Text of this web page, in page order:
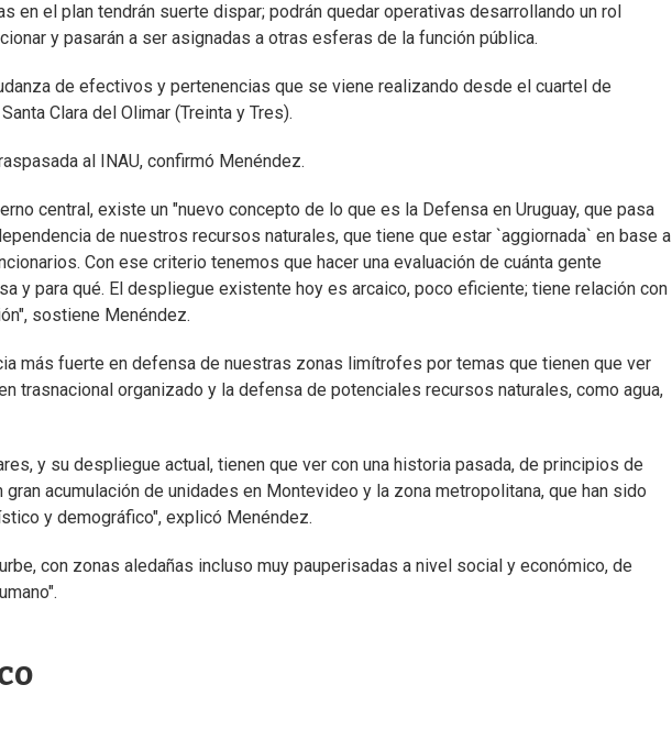
en el plan tendrán suerte dispar; podrán quedar operativas desarrollando un rol
y pasarán a ser asignadas a otras esferas de la función pública.
de efectivos y pertenencias que se viene realizando desde el cuartel de
Clara del Olimar (Treinta y Tres).
al INAU, confirmó Menéndez.
central, existe un "nuevo concepto de lo que es la Defensa en Uruguay, que pasa
de nuestros recursos naturales, que tiene que estar `aggiornada` en base a
Con ese criterio tenemos que hacer una evaluación de cuánta gente
y para qué. El despliegue existente hoy es arcaico, poco eficiente; tiene relación con
sostiene Menéndez.
más fuerte en defensa de nuestras zonas limítrofes por temas que tienen que ver
trasnacional organizado y la defensa de potenciales recursos naturales, como agua,
y su despliegue actual, tienen que ver con una historia pasada, de principios de
acumulación de unidades en Montevideo y la zona metropolitana, que han sido
y demográfico", explicó Menéndez.
con zonas aledañas incluso muy pauperisadas a nivel social y económico, de